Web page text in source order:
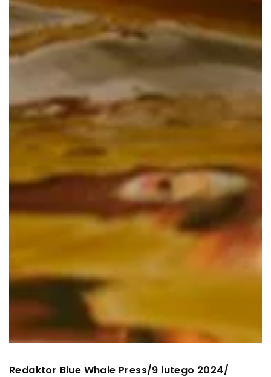
Redaktor Blue Whale Press/9 lutego 2024/